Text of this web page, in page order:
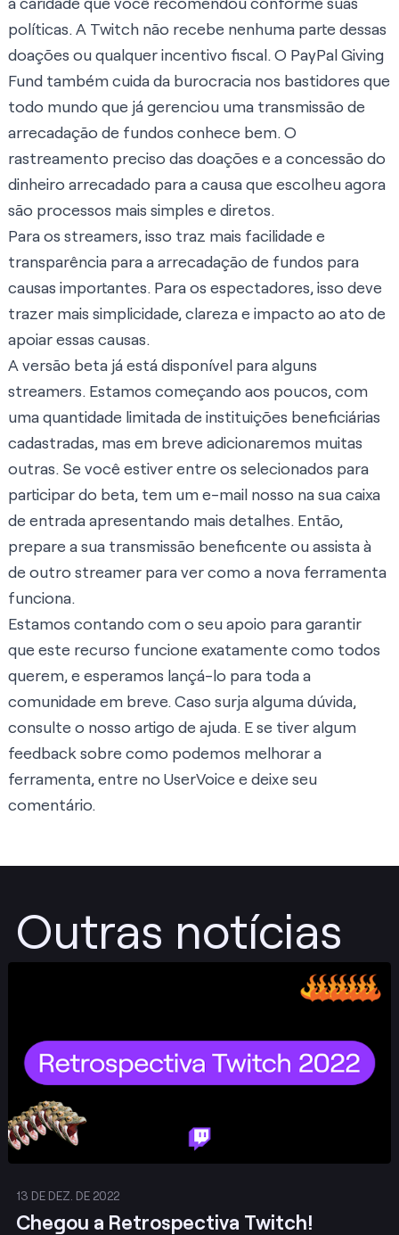
políticas. A Twitch não recebe nenhuma parte dessas
doações ou qualquer incentivo fiscal. O PayPal Giving
Fund também cuida da burocracia nos bastidores que
todo mundo que já gerenciou uma transmissão de
arrecadação de fundos conhece bem. O
rastreamento preciso das doações e a concessão do
dinheiro arrecadado para a causa que escolheu agora
são processos mais simples e diretos.
Para os streamers, isso traz mais facilidade e
transparência para a arrecadação de fundos para
causas importantes. Para os espectadores, isso deve
trazer mais simplicidade, clareza e impacto ao ato de
apoiar essas causas.
A versão beta já está disponível para alguns
streamers. Estamos começando aos poucos, com
uma quantidade limitada de instituições beneficiárias
cadastradas, mas em breve adicionaremos muitas
outras. Se você estiver entre os selecionados para
participar do beta, tem um e-mail nosso na sua caixa
de entrada apresentando mais detalhes. Então,
prepare a sua transmissão beneficente ou assista à
de outro streamer para ver como a nova ferramenta
funciona.
Estamos contando com o seu apoio para garantir
que este recurso funcione exatamente como todos
querem, e esperamos lançá-lo para toda a
comunidade em breve. Caso surja alguma dúvida,
consulte o nossoartigo de ajuda. E se tiver algum
feedback sobre como podemos melhorar a
ferramenta, entre noUserVoice e deixe seu
comentário.
Outras notícias
13 DE DEZ. DE 2022
Chegou a Retrospectiva Twitch!